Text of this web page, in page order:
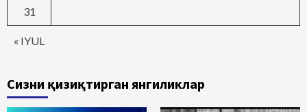
« IYUL
31
Сизни қизиқтирган янгиликлар